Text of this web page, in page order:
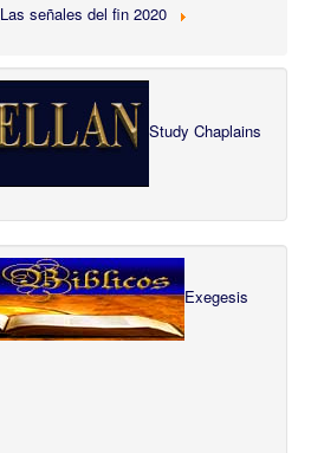
Las señales del fin 2020
Study Chaplains
Exegesis